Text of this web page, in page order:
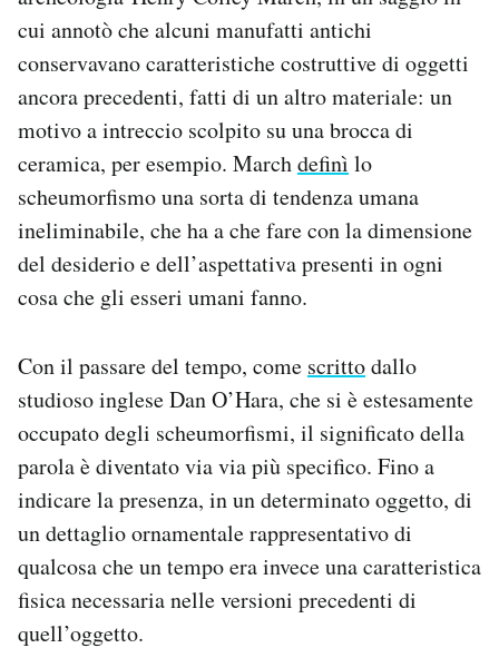
cui annotò che alcuni manufatti antichi
conservavano caratteristiche costruttive di oggetti
ancora precedenti, fatti di un altro materiale: un
motivo a intreccio scolpito su una brocca di
ceramica, per esempio. Marchdefinì lo
scheumorfismo una sorta di tendenza umana
ineliminabile, che ha a che fare con la dimensione
del desiderio e dell’aspettativa presenti in ogni
cosa che gli esseri umani fanno.
Con il passare del tempo, come scrittodallo
studioso inglese Dan O’Hara, che si è estesamente
occupato degli scheumorfismi, il significato della
parola è diventato via via più specifico. Fino a
indicare la presenza, in un determinato oggetto, di
un dettaglio ornamentale rappresentativo di
qualcosa che un tempo era invece una caratteristica
fisica necessaria nelle versioni precedenti di
quell’oggetto.